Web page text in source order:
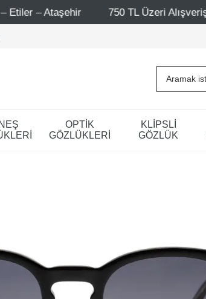
TL Üzeri Alışverişlerde - Ücretsiz Kargo
OPTİK
GÖZLÜKLERİ
KLİPSLİ
GÖZLÜK